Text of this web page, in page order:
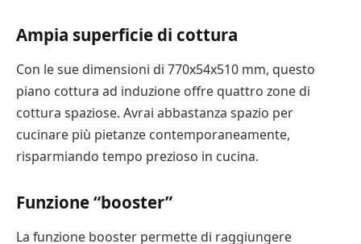
Ampia superficie di cottura
Con le sue dimensioni di 770x54x510 mm, questo
piano cottura ad induzione offre quattro zone di
cottura spaziose. Avrai abbastanza spazio per
cucinare più pietanze contemporaneamente,
risparmiando tempo prezioso in cucina.
Funzione “booster”
La funzione booster permette di raggiungere